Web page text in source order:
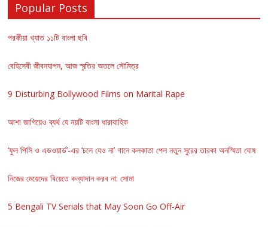
Popular Posts
পরকীয়া খ্যাত ১১টি বাংলা ছবি
বেহিসেবী জীবনযাপন, আজ স্মৃতির অতলে সৌমিত্র
9 Disturbing Bollywood Films on Marital Rape
আশা জাগিয়েও ব্যর্থ যে নয়টি বাংলা ধারাবাহিক
‘ফুল পিসি ও এডওয়ার্ড’-এর ‘চলে যেও না’ গানে কলকাতা পেল নতুন সুরের তারকা অনস্মিতা ঘোষ
নিজের মেয়েদের বিয়েতে কন্যাদান করব না: সোমা
5 Bengali TV Serials that May Soon Go Off-Air